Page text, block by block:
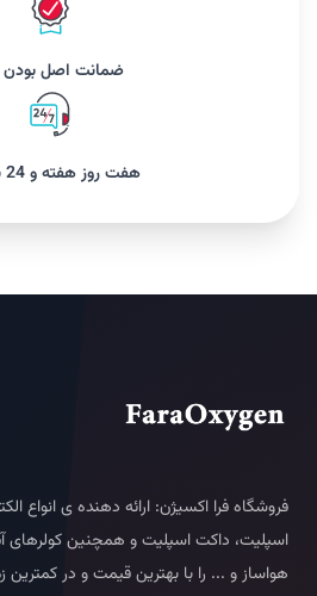
ضمانت اصل بودن
هفت روز هفته و 24 ساعته
فروشگاه فرا اکسیژن: ارائه دهنده ی انواع
اسپلیت، داکت اسپلیت و همچنین کولرهای
هواساز و ... را با بهترین قیمت و در کمترین